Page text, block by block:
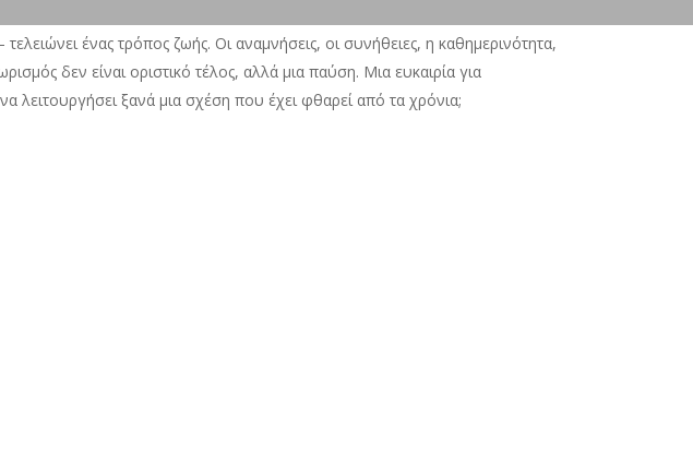
ένας τρόπος ζωής. Οι αναμνήσεις, οι συνήθειες, η καθημερινότητα,
δεν είναι οριστικό τέλος, αλλά μια παύση. Μια ευκαιρία για
λειτουργήσει ξανά μια σχέση που έχει φθαρεί από τα χρόνια;